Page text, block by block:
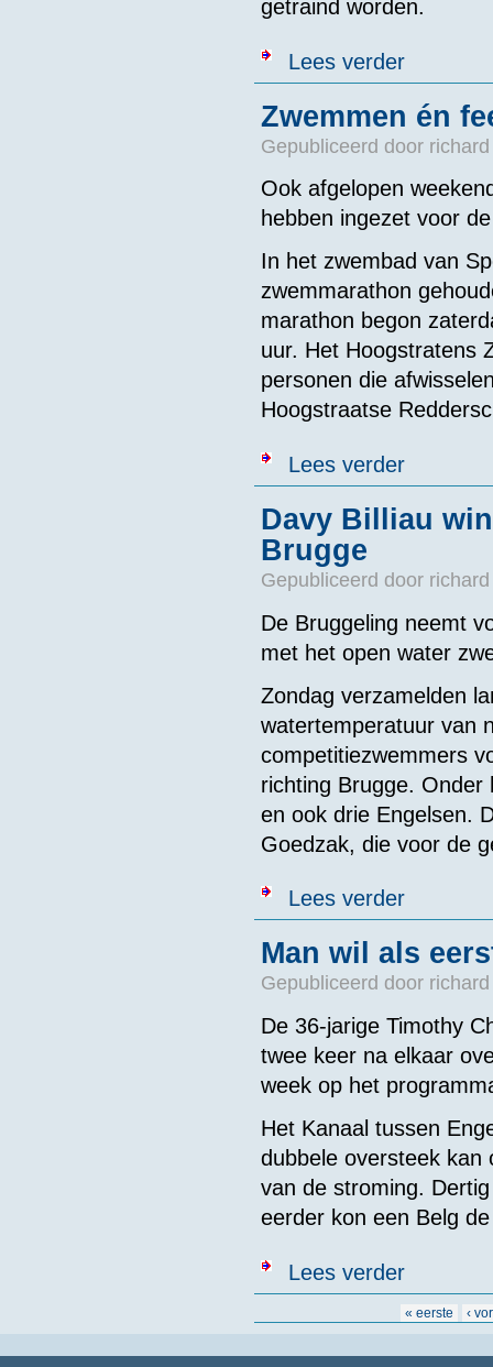
getraind worden.
Lees verderover
Zwemmen én
Gepubliceerd door
Ook afgelopen
hebben ingezet voor
In het zwembad van
zwemmarathon
marathon begon
uur. Het Hoogstratens
personen die
Hoogstraatse
Lees verderover
Davy Billiau
Brugge
Gepubliceerd door
De Bruggeling neemt
met het open water
Zondag verzamelden
watertemperatuur van
competitiezwemmers
richting Brugge. Onder
en ook drie Engelsen.
Goedzak, die voor de
Lees verderover Davy
Man wil als
Gepubliceerd door
De 36-jarige Timothy
twee keer na elkaar
week op het
Het Kanaal tussen
dubbele oversteek kan
van de stroming.
eerder kon een Belg
Lees verderover Man wil
« eerste ‹